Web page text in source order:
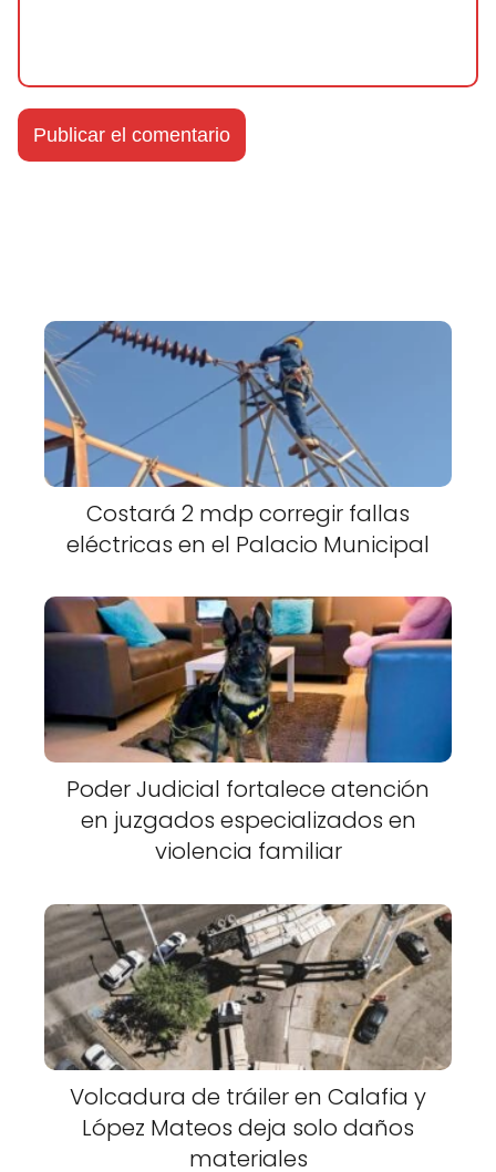
Costará 2 mdp corregir fallas
eléctricas en el Palacio Municipal
Poder Judicial fortalece atención
en juzgados especializados en
violencia familiar
Volcadura de tráiler en Calafia y
López Mateos deja solo daños
materiales